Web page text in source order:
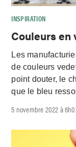
INSPIRATION
Couleurs en
Les
de couleurs
point douter, le
que le bleu
5 novembre 2022 à